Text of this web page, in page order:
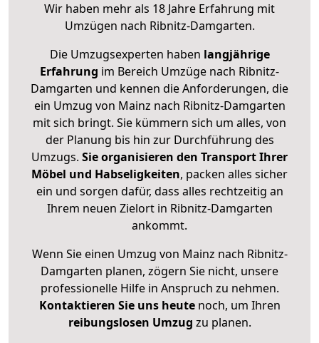
Wir haben mehr als 18 Jahre Erfahrung mit
Umzügen nach Ribnitz-Damgarten.
Die Umzugsexperten haben langjährige
Erfahrung im Bereich Umzüge nach Ribnitz-
Damgarten und kennen die Anforderungen, die
ein Umzug von Mainz nach Ribnitz-Damgarten
mit sich bringt. Sie kümmern sich um alles, von
der Planung bis hin zur Durchführung des
Umzugs. Sie organisieren den Transport Ihrer
Möbel und Habseligkeiten, packen alles sicher
ein und sorgen dafür, dass alles rechtzeitig an
Ihrem neuen Zielort in Ribnitz-Damgarten
ankommt.
Wenn Sie einen Umzug von Mainz nach Ribnitz-
Damgarten planen, zögern Sie nicht, unsere
professionelle Hilfe in Anspruch zu nehmen.
Kontaktieren Sie uns heutenoch, um Ihren
reibungslosen Umzug zu planen.